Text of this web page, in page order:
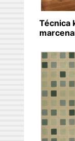
Técnica